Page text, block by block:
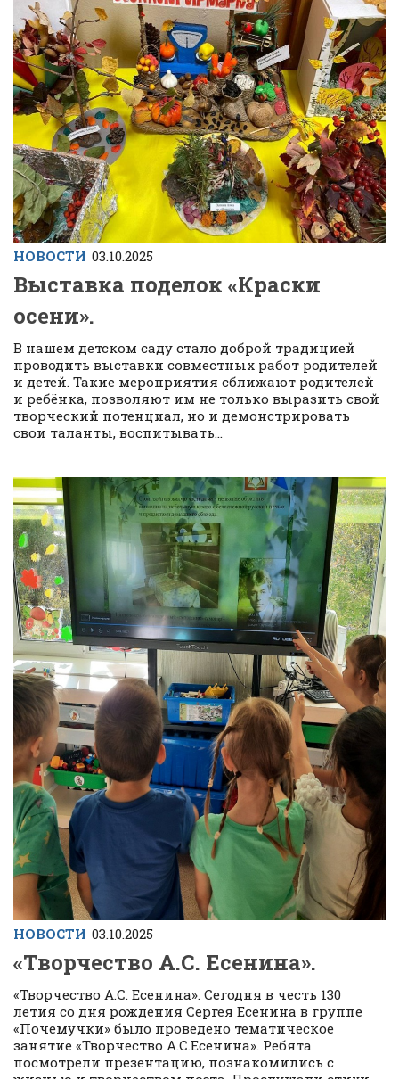
НОВОСТИ 03.10.2025
Выставка поделок «Краски
осени».
В нашем детском саду стало доброй традицией
проводить выставки совместных работ родителей
и детей. Такие мероприятия сближают родителей
и ребёнка, позволяют им не только выразить свой
творческий потенциал, но и демонстрировать
свои таланты, воспитывать...
НОВОСТИ 03.10.2025
«Творчество А.С. Есенина».
«Творчество А.С. Есенина». Сегодня в честь 130
летия со дня рождения Сергея Есенина в группе
«Почемучки» было проведено тематическое
занятие «Творчество А.С.Есенина». Ребята
посмотрели презентацию, познакомились с